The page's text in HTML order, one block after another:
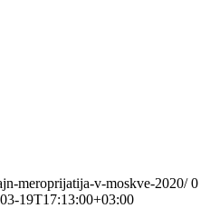
meroprijatija-v-moskve-2020/ 0
19T17:13:00+03:00